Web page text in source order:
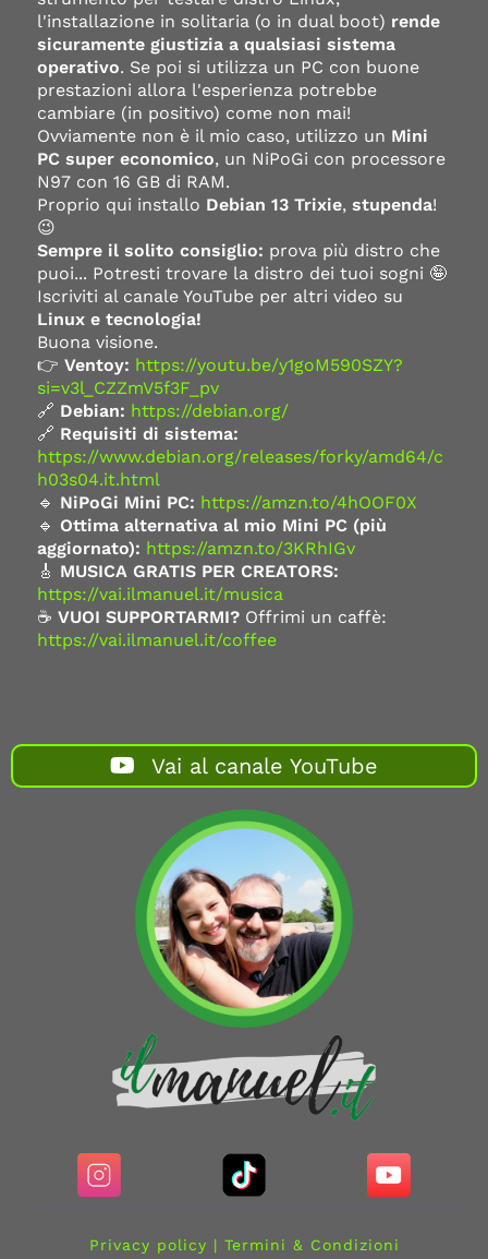
l'installazione in solitaria (o in dual boot) rende
sicuramente giustizia a qualsiasi sistema
operativo. Se poi si utilizza un PC con buone
prestazioni allora l'esperienza potrebbe
cambiare (in positivo) come non mai!
Ovviamente non è il mio caso, utilizzo un Mini
PC super economico, un NiPoGi con processore
N97 con 16 GB di RAM.
Proprio qui installo Debian 13 Trixie, stupenda!
😉
Sempre il solito consiglio: prova più distro che
puoi... Potresti trovare la distro dei tuoi sogni 🤪
Iscriviti al canale YouTube per altri video su
Linux e tecnologia!
Buona visione.
👉 Ventoy: https://youtu.be/y1goM590SZY?
si=v3l_CZZmV5f3F_pv
🔗 Debian: https://debian.org/
🔗 Requisiti di sistema:
https://www.debian.org/releases/forky/amd64/c
h03s04.it.html
🔹 NiPoGi Mini PC: https://amzn.to/4hOOF0X
🔹 Ottima alternativa al mio Mini PC (più
aggiornato): https://amzn.to/3KRhIGv
🎸 MUSICA GRATIS PER CREATORS:
https://vai.ilmanuel.it/musica
☕ VUOI SUPPORTARMI? Offrimi un caffè:
https://vai.ilmanuel.it/coffee
Vai al canale YouTube
Privacy policy | Termini & Condizioni